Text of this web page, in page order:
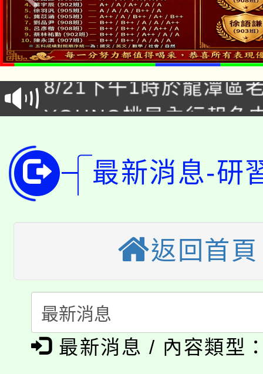
「本色祭」8/29、30在
場熱烈登場!
8/21下午1時於龍潭區
徵才活動。
YOUNG桃局內行報名
開!
115年桃園市運動會8/
田徑場及游泳池舉行。
桃園市低收入戶享有免
視費優惠，中低收入戶
半價優惠，詳情可洽有
者。
大園自造教育及科技中
份教師增能研習
大溪自造教育及科技
份教師研習
淨零綠生活教案入校路
會
115年食農教育專業人
程
「本色祭」8/29、30在
最新消息-研
返回首頁
最新消息 / 內容類型